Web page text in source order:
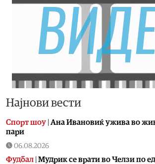
Најнови вести
Спорт шоу Aна Ивановиќ ужива во
пари
06.08.2026
Фудбал Мудрик се врати во Челзи по